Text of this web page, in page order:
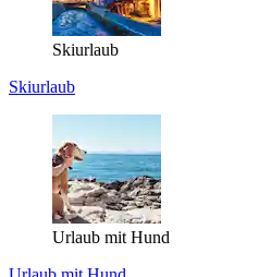
Skiurlaub
Skiurlaub
Urlaub mit Hund